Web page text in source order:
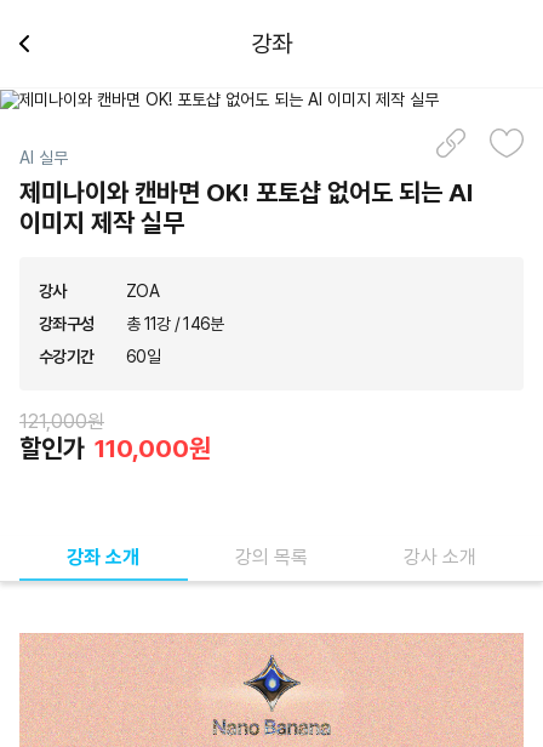
강좌
AI 실무
제미나이와 캔바면 OK! 포토샵 없어도 되는 AI
이미지 제작 실무
강사
ZOA
강좌구성
총 11강 / 146분
수강기간
60일
121,000원
할인가 110,000원
강좌 소개 강의 목록 강사 소개